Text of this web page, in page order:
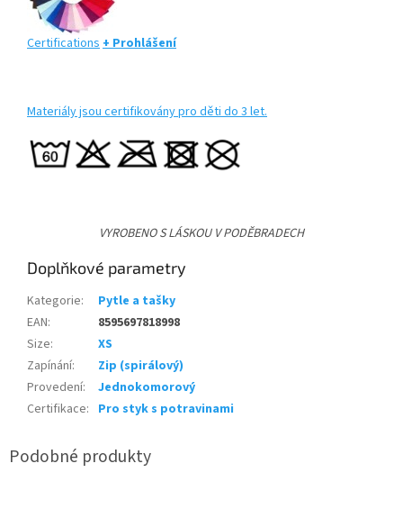
Certifications+ Prohlášení
Materiály jsou certifikovány pro děti do 3 let.
VYROBENO S LÁSKOU V PODĚBRADECH
Doplňkové parametry
Kategorie:
Pytle a tašky
EAN:
8595697818998
Size:
XS
Zapínání:
Zip (spirálový)
Provedení:
Jednokomorový
Certifikace: Pro styk s potravinami